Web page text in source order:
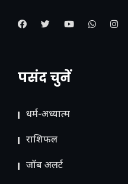
पसंद चुनें
धर्म-अध्यात्म
राशिफल
जॉब अलर्ट